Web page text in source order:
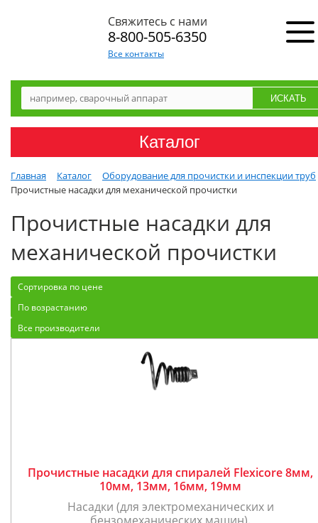
Свяжитесь с нами
8-800-505-6350
Все контакты
Каталог
Главная Каталог
Оборудование для прочистки и инспекции труб
Прочистные насадки для механической прочистки
Прочистные насадки для
механической прочистки
Сортировка по цене
По возрастанию
Все производители
Прочистные насадки для спиралей Flexicore 8мм,
10мм, 13мм, 16мм, 19мм
Насадки (для электромеханических и